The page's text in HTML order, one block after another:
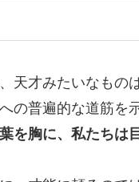
天才みたいなもの
の普遍的な道筋を
を胸に、私たちは